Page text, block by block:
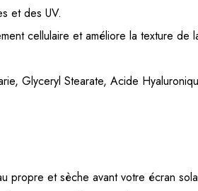
et des UV.
cellulaire et améliore la texture de
Glyceryl Stearate, Acide
propre et sèche avant votre écran